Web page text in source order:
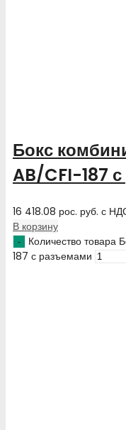
Бокс
AB/CFI-187
16 418.08 рос. руб. с
В корзину
Количество товара
187 с разъемами